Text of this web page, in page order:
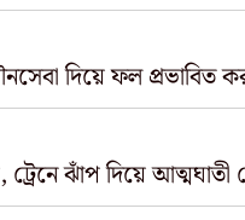
দিয়ে ফল প্রভাবিত
ঝাঁপ দিয়ে